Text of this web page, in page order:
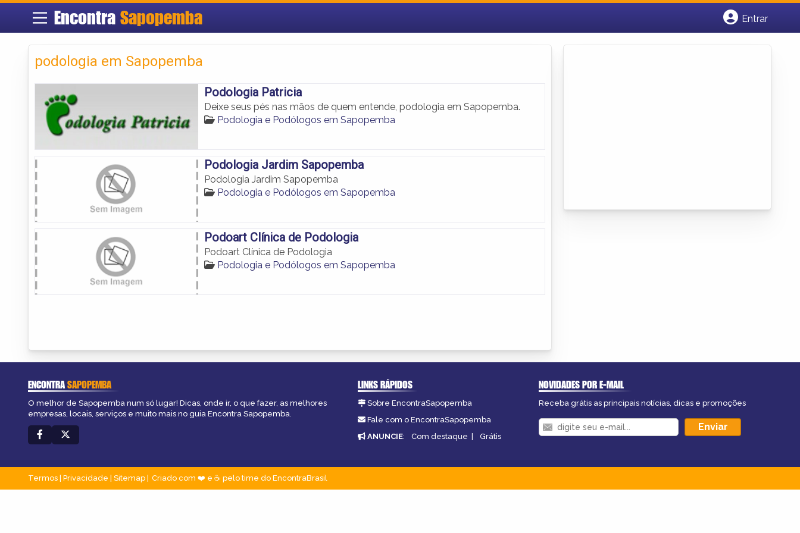
Encontra Sapopemba
Entrar
podologia em Sapopemba
Podologia Patricia
Deixe seus pés nas mãos de quem entende, podologia em Sapopemba.
Podologia e Podólogos em Sapopemba
Podologia Jardim Sapopemba
Podologia Jardim Sapopemba
Podologia e Podólogos em Sapopemba
Podoart Clínica de Podologia
Podoart Clínica de Podologia
Podologia e Podólogos em Sapopemba
ENCONTRASAPOPEMBA
O melhor de Sapopemba num só lugar! Dicas, onde ir, o que fazer, as melhores
empresas, locais, serviços e muito mais no guia Encontra Sapopemba.
LINKS RÁPIDOS
Sobre EncontraSapopemba
Fale com o EncontraSapopemba
ANUNCIE: Com destaque | Grátis
NOVIDADES POR E-MAIL
Receba grátis as principais notícias, dicas e promoções
Termos Privacidade Sitemap Criado com ❤️ e ☕ pelo time do EncontraBrasil